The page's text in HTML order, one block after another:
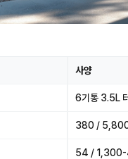
사양
6기통 3.5L
380 /
54 /